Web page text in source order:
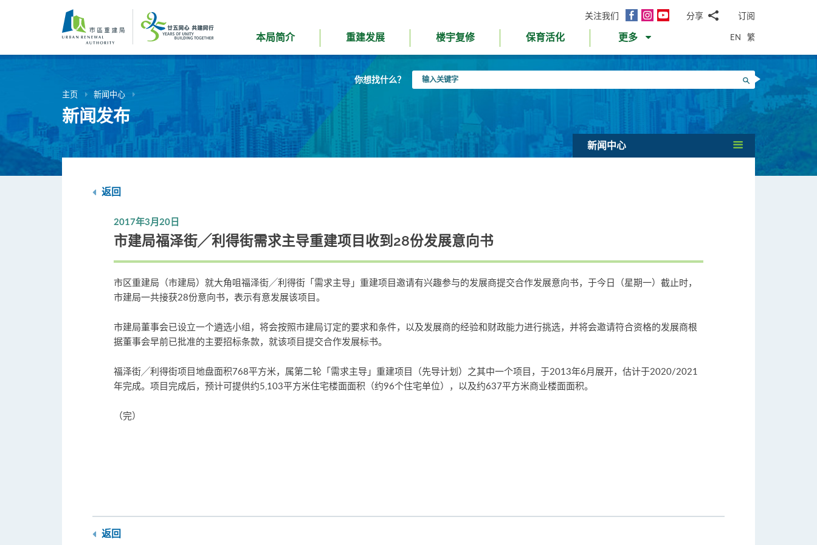
内
关注我们
面
InstagramYouTube分享
邮WhatsApp
微
信
面
书Twitter
LinkedIn
微
订阅
本局简介 重建发展 楼宇复修 保育活化 更多 EN 繁
你想找什么？
入
搜寻
主页 新闻中心
新闻发布
新闻中心
返回
2017年3月20日
市建局福泽街╱利得街需求主导重建项目收到28份发展意向书
市区重建局（市建局）就大角咀福泽街╱利得街「需求主导」重建项目邀请有兴趣参与的发展商提交合作发展意向书，于今日（星期一）截止时，
市建局一共接获28份意向书，表示有意发展该项目。
市建局董事会已设立一个遴选小组，将会按照市建局订定的要求和条件，以及发展商的经验和财政能力进行挑选，并将会邀请符合资格的发展商根
据董事会早前已批准的主要招标条款，就该项目提交合作发展标书。
福泽街╱利得街项目地盘面积768平方米，属第二轮「需求主导」重建项目（先导计划）之其中一个项目，于2013年6月展开，估计于2020/2021
年完成。项目完成后，预计可提供约5,103平方米住宅楼面面积（约96个住宅单位），以及约637平方米商业楼面面积。
（完）
返回